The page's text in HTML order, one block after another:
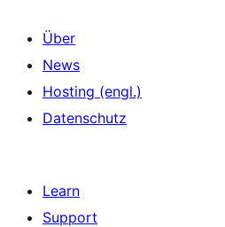
Über
News
Hosting (engl.)
Datenschutz
Learn
Support